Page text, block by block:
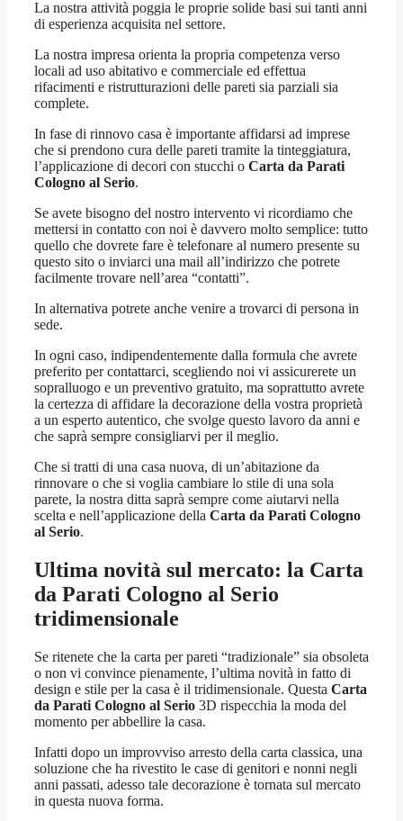
La nostra attività poggia le proprie solide basi sui tanti anni
di esperienza acquisita nel settore.
La nostra impresa orienta la propria competenza verso
locali ad uso abitativo e commerciale ed effettua
rifacimenti e ristrutturazioni delle pareti sia parziali sia
complete.
In fase di rinnovo casa è importante affidarsi ad imprese
che si prendono cura delle pareti tramite la tinteggiatura,
l’applicazione di decori con stucchi o Carta da Parati
Cologno al Serio.
Se avete bisogno del nostro intervento vi ricordiamo che
mettersi in contatto con noi è davvero molto semplice: tutto
quello che dovrete fare è telefonare al numero presente su
questo sito o inviarci una mail all’indirizzo che potrete
facilmente trovare nell’area “contatti”.
In alternativa potrete anche venire a trovarci di persona in
sede.
In ogni caso, indipendentemente dalla formula che avrete
preferito per contattarci, scegliendo noi vi assicurerete un
sopralluogo e un preventivo gratuito, ma soprattutto avrete
la certezza di affidare la decorazione della vostra proprietà
a un esperto autentico, che svolge questo lavoro da anni e
che saprà sempre consigliarvi per il meglio.
Che si tratti di una casa nuova, di un’abitazione da
rinnovare o che si voglia cambiare lo stile di una sola
parete, la nostra ditta saprà sempre come aiutarvi nella
scelta e nell’applicazione della Carta da Parati Cologno
al Serio.
Ultima novità sul mercato: la Carta
da Parati Cologno al Serio
tridimensionale
Se ritenete che la carta per pareti “tradizionale” sia obsoleta
o non vi convince pienamente, l’ultima novità in fatto di
design e stile per la casa è il tridimensionale. Questa Carta
da Parati Cologno al Serio 3D rispecchia la moda del
momento per abbellire la casa.
Infatti dopo un improvviso arresto della carta classica, una
soluzione che ha rivestito le case di genitori e nonni negli
anni passati, adesso tale decorazione è tornata sul mercato
in questa nuova forma.